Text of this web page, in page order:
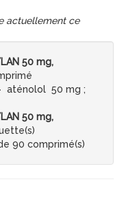
actuellement ce
50 mg,
aténolol 50 mg ;
50 mg,
90 comprimé(s)